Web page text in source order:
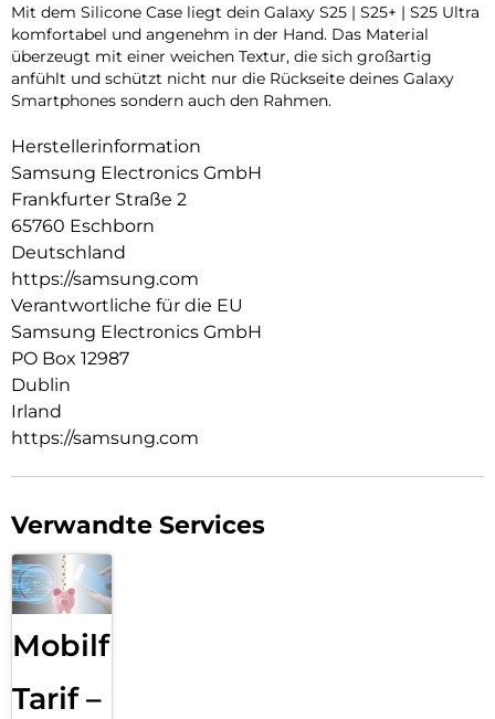
Mit dem Silicone Case liegt dein Galaxy S25 | S25+ | S25 Ultra
komfortabel und angenehm in der Hand. Das Material
überzeugt mit einer weichen Textur, die sich großartig
anfühlt und schützt nicht nur die Rückseite deines Galaxy
Smartphones sondern auch den Rahmen.
Herstellerinformation
Samsung Electronics GmbH
Frankfurter Straße 2
65760 Eschborn
Deutschland
https://samsung.com
Verantwortliche für die EU
Samsung Electronics GmbH
PO Box 12987
Dublin
Irland
https://samsung.com
Verwandte Services
Mobilfunk
Tarif –